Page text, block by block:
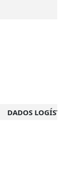
DADOS